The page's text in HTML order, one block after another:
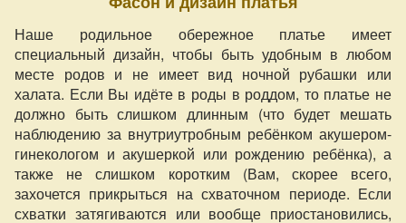
Наше родильное обережное платье имеет
специальный дизайн, чтобы быть удобным в любом
месте родов и не имеет вид ночной рубашки или
халата. Если Вы идёте в роды в роддом, то платье не
должно быть слишком длинным (что будет мешать
наблюдению за внутриутробным ребёнком акушером-
гинекологом и акушеркой или рождению ребёнка), а
также не слишком коротким (Вам, скорее всего,
захочется прикрыться на схваточном периоде. Если
схватки затягиваются или вообще приостановились,